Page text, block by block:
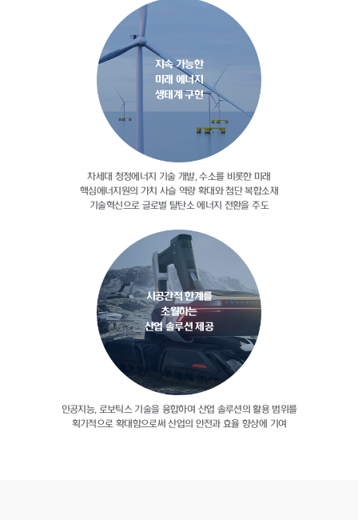
지속 가능한
미래 에너지
생태계 구현
차세대 청정에너지 기술 개발, 수소를 비롯한 미래
핵심에너지원의 가치 사슬 역량 확대와 첨단 복합소재
기술혁신으로 글로벌 탈탄소 에너지 전환을 주도
시공간적 한계를
초월하는
산업 솔루션 제공
인공지능, 로보틱스 기술을 융합하여 산업 솔루션의 활용 범위를
획기적으로 확대함으로써산업의 안전과 효율 향상에 기여